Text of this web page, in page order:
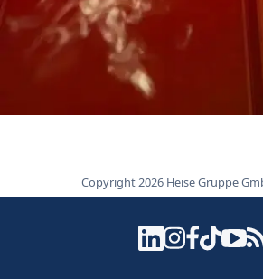
Copyright 2026 Heise Gruppe